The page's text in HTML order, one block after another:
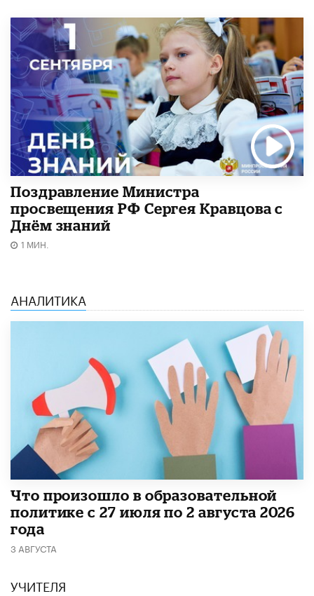
Поздравление Министра
просвещения РФ Сергея Кравцова с
Днём знаний
1 МИН.
АНАЛИТИКА
​Что произошло в образовательной
политике с 27 июля по 2 августа 2026
года
3 АВГУСТА
УЧИТЕЛЯ